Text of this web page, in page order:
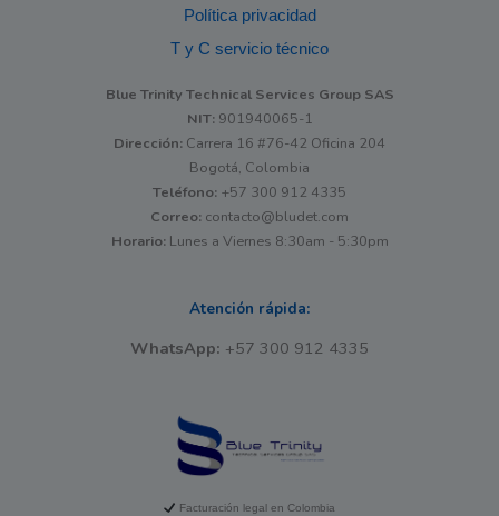
Política privacidad
T y C servicio técnico
Blue Trinity Technical Services Group SAS
NIT:901940065-1
Dirección: Carrera 16 #76-42 Oficina 204
Bogotá, Colombia
Teléfono: +57 300 912 4335
Correo: contacto@bludet.com
Horario:Lunes a Viernes 8:30am - 5:30pm
Atención rápida:
WhatsApp: +57 300 912 4335
Facturación legal en Colombia